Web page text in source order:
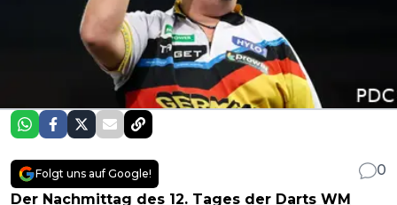
Folgt uns auf Google!
0
Der Nachmittag des 12. Tages der Darts WM